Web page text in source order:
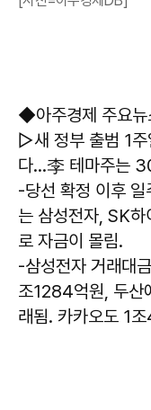
◆아주경제 주요뉴
▷새 정부 출범 1주
다…李 테마주는
-당선 확정 이후
는 삼성전자, SK
로 자금이 몰림.
-삼성전자 거래대
조1284억원, 두산
래됨. 카카오도 1